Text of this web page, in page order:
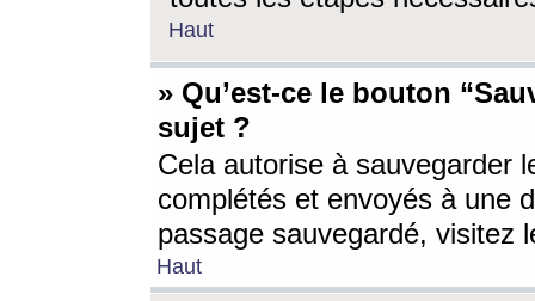
Haut
» Qu’est-ce le bouton
sujet ?
Cela autorise à sauvegarder
complétés et envoyés à une
passage sauvegardé, visitez
Haut